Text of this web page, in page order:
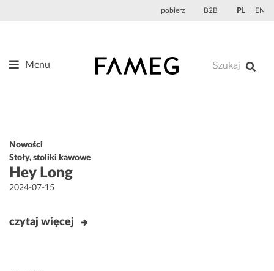
pobierz B2B PL EN
Menu
Referencje
Aktualności
Nowości
Stoły, stoliki kawowe
Hey Long
Opublikowane
2024-07-15
czytaj więcej